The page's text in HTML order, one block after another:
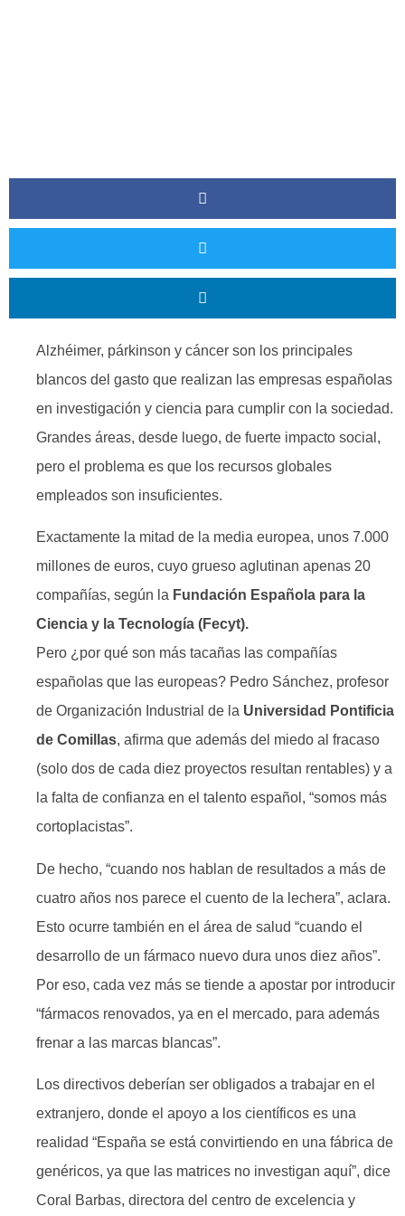
Alzhéimer, párkinson y cáncer son los principales
blancos del gasto que realizan las empresas españolas
en investigación y ciencia para cumplir con la sociedad.
Grandes áreas, desde luego, de fuerte impacto social,
pero el problema es que los recursos globales
empleados son insuficientes.
Exactamente la mitad de la media europea, unos 7.000
millones de euros, cuyo grueso aglutinan apenas 20
compañías, según la Fundación Española para la
Ciencia y la Tecnología (Fecyt).
Pero ¿por qué son más tacañas las compañías
españolas que las europeas? Pedro Sánchez, profesor
de Organización Industrial de la Universidad Pontificia
de Comillas, afirma que además del miedo al fracaso
(solo dos de cada diez proyectos resultan rentables) y a
la falta de confianza en el talento español, “somos más
cortoplacistas”.
De hecho, “cuando nos hablan de resultados a más de
cuatro años nos parece el cuento de la lechera”, aclara.
Esto ocurre también en el área de salud “cuando el
desarrollo de un fármaco nuevo dura unos diez años”.
Por eso, cada vez más se tiende a apostar por introducir
“fármacos renovados, ya en el mercado, para además
frenar a las marcas blancas”.
Los directivos deberían ser obligados a trabajar en el
extranjero, donde el apoyo a los científicos es una
realidad “España se está convirtiendo en una fábrica de
genéricos, ya que las matrices no investigan aquí”, dice
Coral Barbas, directora del centro de excelencia y